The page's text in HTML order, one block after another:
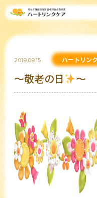
2019.09.15 ハートリン
～敬老の日 ～